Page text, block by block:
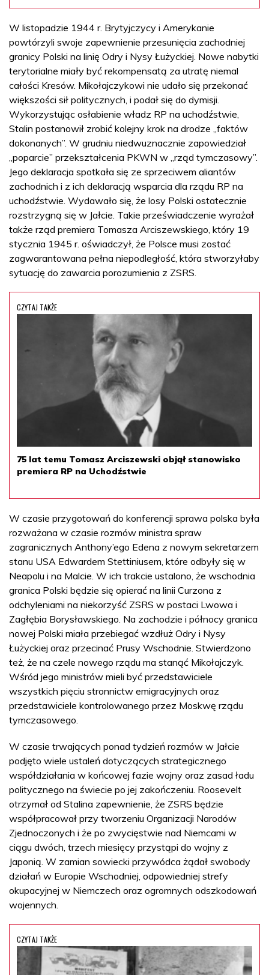
W listopadzie 1944 r. Brytyjczycy i Amerykanie
powtórzyli swoje zapewnienie przesunięcia zachodniej
granicy Polski na linię Odry i Nysy Łużyckiej. Nowe nabytki
terytorialne miały być rekompensatą za utratę niemal
całości Kresów. Mikołajczykowi nie udało się przekonać
większości sił politycznych, i podał się do dymisji.
Wykorzystując osłabienie władz RP na uchodźstwie,
Stalin postanowił zrobić kolejny krok na drodze „faktów
dokonanych”. W grudniu niedwuznacznie zapowiedział
„poparcie” przekształcenia PKWN w „rząd tymczasowy”.
Jego deklaracja spotkała się ze sprzeciwem aliantów
zachodnich i z ich deklaracją wsparcia dla rządu RP na
uchodźstwie. Wydawało się, że losy Polski ostatecznie
rozstrzygną się w Jałcie. Takie przeświadczenie wyrażał
także rząd premiera Tomasza Arciszewskiego, który 19
stycznia 1945 r. oświadczył, że Polsce musi zostać
zagwarantowana pełna niepodległość, która stworzyłaby
sytuację do zawarcia porozumienia z ZSRS.
CZYTAJ TAKŻE
75 lat temu Tomasz Arciszewski objął stanowisko
premiera RP na Uchodźstwie
W czasie przygotowań do konferencji sprawa polska była
rozważana w czasie rozmów ministra spraw
zagranicznych Anthony’ego Edena z nowym sekretarzem
stanu USA Edwardem Stettiniusem, które odbyły się w
Neapolu i na Malcie. W ich trakcie ustalono, że wschodnia
granica Polski będzie się opierać na linii Curzona z
odchyleniami na niekorzyść ZSRS w postaci Lwowa i
Zagłębia Borysławskiego. Na zachodzie i północy granica
nowej Polski miała przebiegać wzdłuż Odry i Nysy
Łużyckiej oraz przecinać Prusy Wschodnie. Stwierdzono
też, że na czele nowego rządu ma stanąć Mikołajczyk.
Wśród jego ministrów mieli być przedstawiciele
wszystkich pięciu stronnictw emigracyjnych oraz
przedstawiciele kontrolowanego przez Moskwę rządu
tymczasowego.
W czasie trwających ponad tydzień rozmów w Jałcie
podjęto wiele ustaleń dotyczących strategicznego
współdziałania w końcowej fazie wojny oraz zasad ładu
politycznego na świecie po jej zakończeniu. Roosevelt
otrzymał od Stalina zapewnienie, że ZSRS będzie
współpracował przy tworzeniu Organizacji Narodów
Zjednoczonych i że po zwycięstwie nad Niemcami w
ciągu dwóch, trzech miesięcy przystąpi do wojny z
Japonią. W zamian sowiecki przywódca żądał swobody
działań w Europie Wschodniej, odpowiedniej strefy
okupacyjnej w Niemczech oraz ogromnych odszkodowań
wojennych.
CZYTAJ TAKŻE